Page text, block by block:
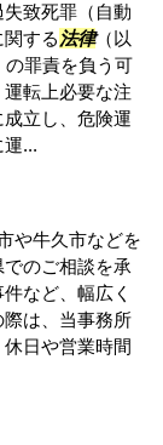
致死罪（自動
する 法律（以
の罪責を負う可
転上必要な注
立し、危険運
...
や牛久市などを
のご相談を承
など、幅広く
は、当事務所
日や営業時間